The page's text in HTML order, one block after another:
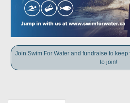
Join Swim For Water and fundraise to
to join!